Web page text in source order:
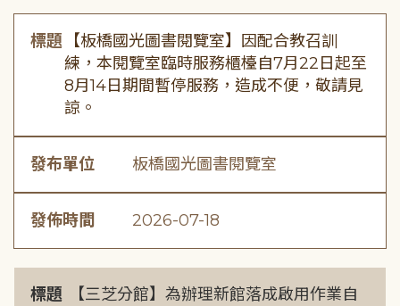
標題
【板橋國光圖書閱覽室】因配合教召訓
練，本閱覽室臨時服務櫃檯自7月22日起至
8月14日期間暫停服務，造成不便，敬請見
諒。
發布單位 板橋國光圖書閱覽室
發佈時間 2026-07-18
標題
【三芝分館】為辦理新館落成啟用作業自